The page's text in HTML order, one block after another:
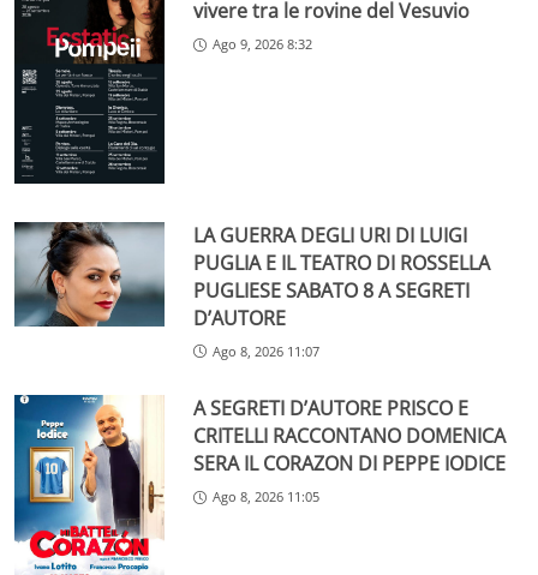
vivere tra le rovine del Vesuvio
Ago 9, 2026 8:32
LA GUERRA DEGLI URI DI LUIGI
PUGLIA E IL TEATRO DI ROSSELLA
PUGLIESE SABATO 8 A SEGRETI
D’AUTORE
Ago 8, 2026 11:07
A SEGRETI D’AUTORE PRISCO E
CRITELLI RACCONTANO DOMENICA
SERA IL CORAZON DI PEPPE IODICE
Ago 8, 2026 11:05